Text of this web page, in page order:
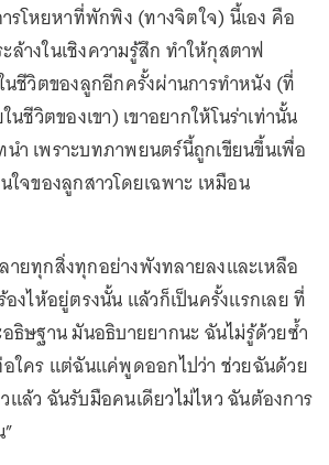
รโหยหาที่พักพิง (ทางจิตใจ) นี้เอง คือ
างในเชิงความรู้สึก ทำให้กุสตาฟ
นชีวิตของลูกอีกครั้งผ่านการทำหนัง (ที่
นชีวิตของเขา) เขาอยากให้โนร่าเท่านั้น
ำ เพราะบทภาพยนตร์นี้ถูกเขียนขึ้นเพื่อ
ใจของลูกสาวโดยเฉพาะ เหมือน
ยทุกสิ่งทุกอย่างพังทลายลงและเหลือ
งไห้อยู่ตรงนั้น แล้วก็เป็นครั้งแรกเลย ที่
ธิษฐาน มันอธิบายยากนะ ฉันไม่รู้ด้วยซ้ำ
ใคร แต่ฉันแค่พูดออกไปว่า ช่วยฉันด้วย
ล้ว ฉันรับมือคนเดียวไม่ไหว ฉันต้องการ